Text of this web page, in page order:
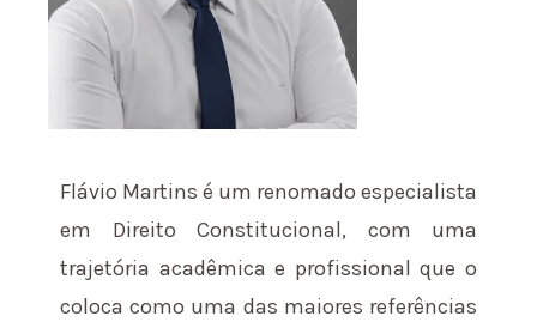
Flávio Martins é um renomado especialista
em Direito Constitucional, com uma
trajetória acadêmica e profissional que o
coloca como uma das maiores referências